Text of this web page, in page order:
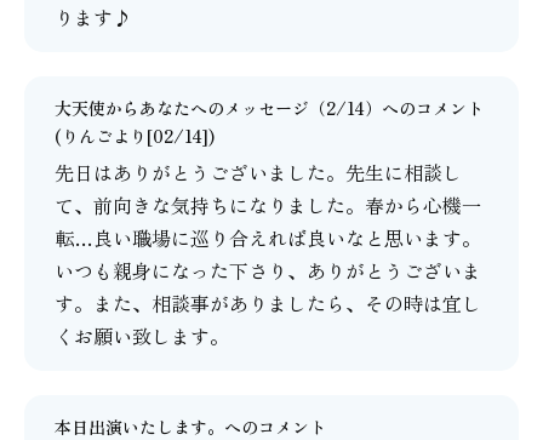
ります♪
大天使からあなたへのメッセージ（2/14） へのコメント
(りんごより[02/14])
先日はありがとうございました。先生に相談し
て、前向きな気持ちになりました。春から心機一
転…良い職場に巡り合えれば良いなと思います。
いつも親身になった下さり、ありがとうございま
す。また、相談事がありましたら、その時は宜し
くお願い致します。
本日出演いたします。 へのコメント